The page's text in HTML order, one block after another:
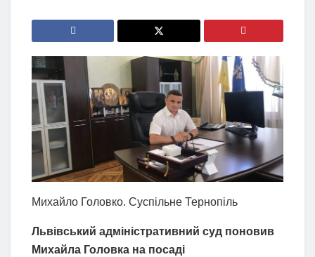
Михайло Головко. Суспільне Тернопіль
Львівський адміністративний суд поновив
Михайла Головка на посаді